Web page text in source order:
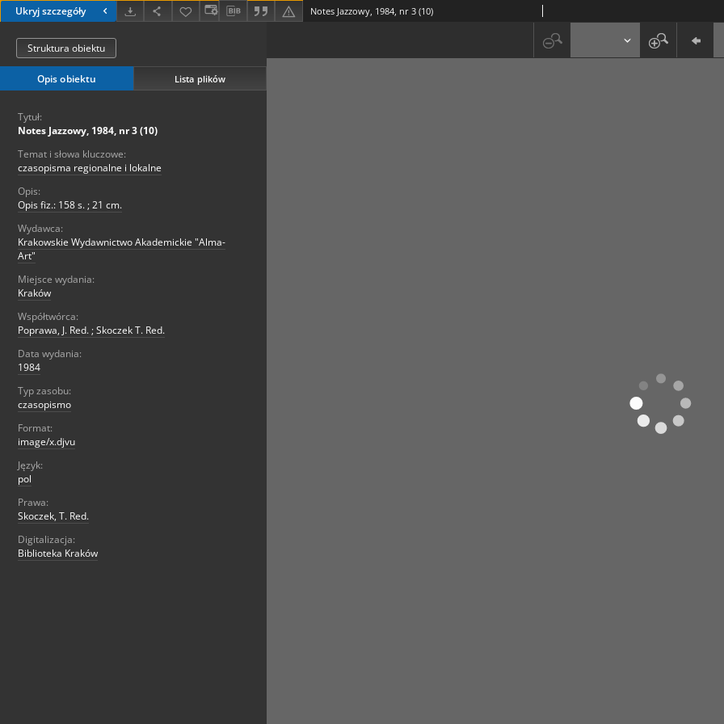
Ukryj szczegóły Notes Jazzowy, 1984, nr 3 (10)
Struktura obiektu
Opis obiektu Lista plików
Tytuł:
Notes Jazzowy, 1984, nr 3 (10)
Temat i słowa kluczowe:
czasopisma regionalne i lokalne
Opis:
Opis fiz.: 158 s. ; 21 cm.
Wydawca:
Krakowskie Wydawnictwo Akademickie "Alma-
Art"
Miejsce wydania:
Kraków
Współtwórca:
Poprawa, J. Red. ; Skoczek T. Red.
Data wydania:
1984
Typ zasobu:
czasopismo
Format:
image/x.djvu
Język:
pol
Prawa:
Skoczek, T. Red.
Digitalizacja:
Biblioteka Kraków